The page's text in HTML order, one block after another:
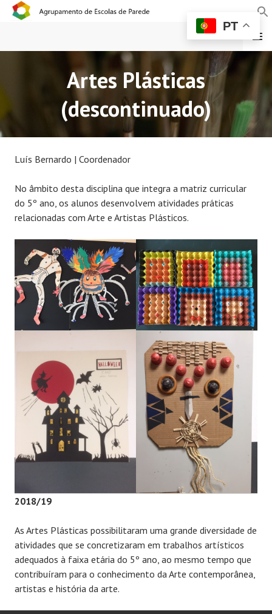
AGRUPAMENTO DE
ESCOLAS DE PAREDE
MENU
Artes Plásticas
(descontinuado)
Luís Bernardo | Coordenador
No âmbito desta disciplina que integra a matriz curricular
do 5º ano, os alunos desenvolvem atividades práticas
relacionadas com Arte e Artistas Plásticos.
2018/19
As Artes Plásticas possibilitaram uma grande diversidade de
atividades que se concretizaram em trabalhos artísticos
adequados à faixa etária do 5º ano, ao mesmo tempo que
contribuíram para o conhecimento da Arte contemporânea,
artistas e história da arte.
PT